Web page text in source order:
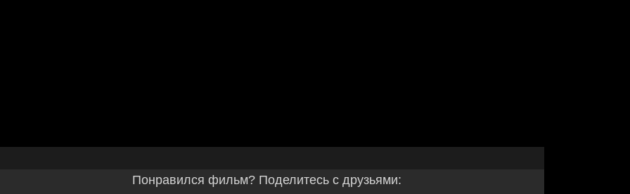
Понравился фильм? Поделитесь с друзьями: